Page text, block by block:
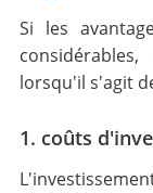
Si les
lorsqu'il s'agit
1. coûts